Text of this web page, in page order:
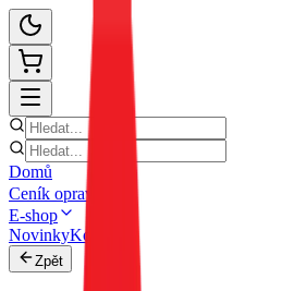
Domů
Ceník oprav
E-shop
NovinkyKontakt
Zpět